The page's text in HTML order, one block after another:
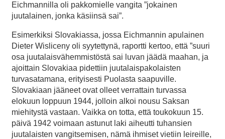
Eichmannilla oli pakkomielle vangita ”jokainen
juutalainen, jonka käsiinsä sai”.
Esimerkiksi Slovakiassa, jossa Eichmannin apulainen
Dieter Wisliceny oli syytettynä, raportti kertoo, että ”suuri
osa juutalaisvähemmistöstä sai luvan jäädä maahan, ja
ajoittain Slovakiaa pidettiin juutalaispakolaisten
turvasatamana, erityisesti Puolasta saapuville.
Slovakiaan jääneet ovat olleet verrattain turvassa
elokuun loppuun 1944, jolloin alkoi nousu Saksan
miehitystä vastaan. Vaikka on totta, että toukokuun 15.
päivä 1942 voimaan astunut laki aiheutti tuhansien
juutalaisten vangitsemisen, nämä ihmiset vietiin leireille,